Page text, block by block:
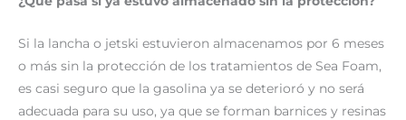
Si la lancha o jetski estuvieron almacenamos por 6 meses
o más sin la protección de los tratamientos de Sea Foam,
es casi seguro que la gasolina ya se deterioró y no será
adecuada para su uso, ya que se forman barnices y resinas